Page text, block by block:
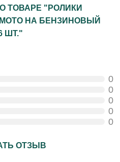
ТОВАРЕ "РОЛИКИ
MOTO НА БЕНЗИНОВЫЙ
ШТ."
0
0
0
0
0
ОТЗЫВ